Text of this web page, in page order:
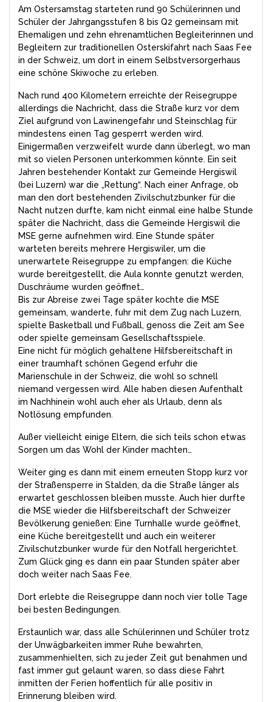
Am Ostersamstag starteten rund 90 Schülerinnen und
Schüler der Jahrgangsstufen 8 bis Q2 gemeinsam mit
Ehemaligen und zehn ehrenamtlichen Begleiterinnen und
Begleitern zur traditionellen Osterskifahrt nach Saas Fee
in der Schweiz, um dort in einem Selbstversorgerhaus
eine schöne Skiwoche zu erleben.
Nach rund 400 Kilometern erreichte der Reisegruppe
allerdings die Nachricht, dass die Straße kurz vor dem
Ziel aufgrund von Lawinengefahr und Steinschlag für
mindestens einen Tag gesperrt werden wird.
Einigermaßen verzweifelt wurde dann überlegt, wo man
mit so vielen Personen unterkommen könnte. Ein seit
Jahren bestehender Kontakt zur Gemeinde Hergiswil
(bei Luzern) war die „Rettung“. Nach einer Anfrage, ob
man den dort bestehenden Zivilschutzbunker für die
Nacht nutzen durfte, kam nicht einmal eine halbe Stunde
später die Nachricht, dass die Gemeinde Hergiswil die
MSE gerne aufnehmen wird. Eine Stunde später
warteten bereits mehrere Hergiswiler, um die
unerwartete Reisegruppe zu empfangen: die Küche
wurde bereitgestellt, die Aula konnte genutzt werden,
Duschräume wurden geöffnet…
Bis zur Abreise zwei Tage später kochte die MSE
gemeinsam, wanderte, fuhr mit dem Zug nach Luzern,
spielte Basketball und Fußball, genoss die Zeit am See
oder spielte gemeinsam Gesellschaftsspiele.
Eine nicht für möglich gehaltene Hilfsbereitschaft in
einer traumhaft schönen Gegend erfuhr die
Marienschule in der Schweiz, die wohl so schnell
niemand vergessen wird. Alle haben diesen Aufenthalt
im Nachhinein wohl auch eher als Urlaub, denn als
Notlösung empfunden.
Außer vielleicht einige Eltern, die sich teils schon etwas
Sorgen um das Wohl der Kinder machten…
Weiter ging es dann mit einem erneuten Stopp kurz vor
der Straßensperre in Stalden, da die Straße länger als
erwartet geschlossen bleiben musste. Auch hier durfte
die MSE wieder die Hilfsbereitschaft der Schweizer
Bevölkerung genießen: Eine Turnhalle wurde geöffnet,
eine Küche bereitgestellt und auch ein weiterer
Zivilschutzbunker wurde für den Notfall hergerichtet.
Zum Glück ging es dann ein paar Stunden später aber
doch weiter nach Saas Fee.
Dort erlebte die Reisegruppe dann noch vier tolle Tage
bei besten Bedingungen.
Erstaunlich war, dass alle Schülerinnen und Schüler trotz
der Unwägbarkeiten immer Ruhe bewahrten,
zusammenhielten, sich zu jeder Zeit gut benahmen und
fast immer gut gelaunt waren, so dass diese Fahrt
inmitten der Ferien hoffentlich für alle positiv in
Erinnerung bleiben wird.